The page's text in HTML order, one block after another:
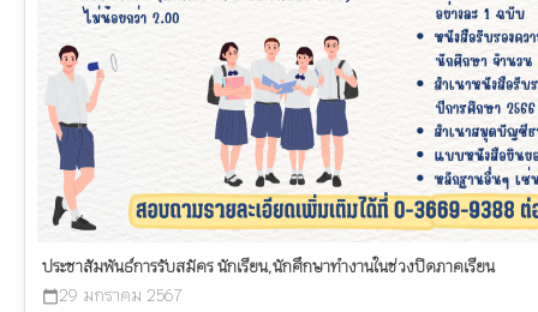
ประชาสัมพันธ์การรับสมัคร นักเรียน,นักศึกษาทำงานในช่วงปิดภาคเรียน
calendar_today29 มกราคม 2567